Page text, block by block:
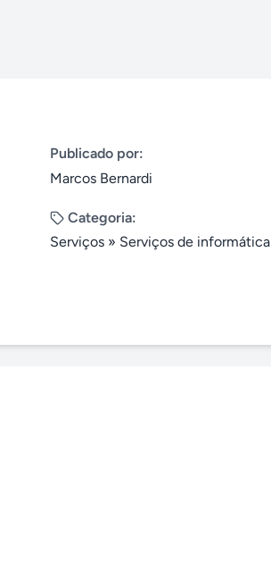
Publicado por:
Marcos Bernardi
Categoria:
Serviços » Serviços de informática